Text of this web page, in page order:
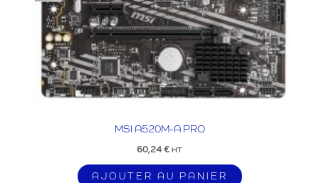
MSI A520M-A PRO
60,24 € HT
AJOUTER AU PANIER